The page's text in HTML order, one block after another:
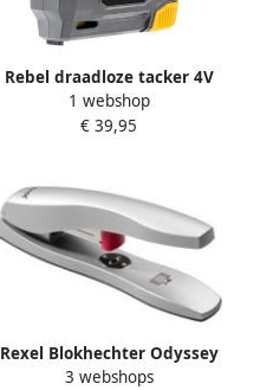
Rebel draadloze tacker 4V
nagelpistool elektrische
nietmachine nietpistool
1 webshop
€ 39,95
Rexel Blokhechter Odyssey
max 60vel zilvergrijs
3 webshops